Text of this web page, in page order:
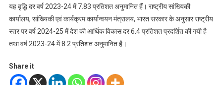
यह वृद्धि दर वर्ष 2023-24 में 7.83 प्रतिशत अनुमानित हैं। राष्ट्रीय सांख्यिकी
कार्यालय, सांख्यिकी एवं कार्यक्रम कार्यान्वयन मंत्रालय, भारत सरकार के अनुसार राष्ट्रीय
स्तर पर वर्ष 2024-25 में देश की आर्थिक विकास दर 6.4 प्रतिशत प्रदर्शित की गयी है
तथा वर्ष 2023-24 में 8.2 प्रतिशत अनुमानित है।
Share it